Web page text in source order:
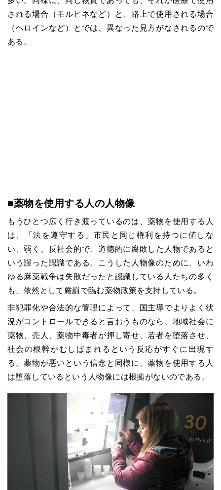
される場合（モルヒネなど）と、路上で使用される場合
（ヘロインなど）とでは、異なった見方がなされるので
ある。
■薬物を使用する人の人物像
もうひとつ広く行き渡っているのは、薬物を使用する人
は、「法を遵守する」市民と同じ権利を持つに値しな
い、弱く、反社会的で、道徳的に腐敗した人物であると
いう誤った認識である。こうした人物像のために、いわ
ゆる麻薬戦争は失敗だったと認識している人たちの多く
も、依然として厳罰で臨む薬物政策を支持している。
非犯罪化や合法的な管理によって、国主導でよりよく状
況がコントロールできると言おうものなら、地域社会に
薬物、売人、薬物中毒者が押し寄せ、若者を堕落させ、
社会の根幹がむしばまれるという反応がすぐに出現す
る。薬物が悪いという信念と同様に、薬物を使用する人
は堕落しているという人物像には根拠がないのである。